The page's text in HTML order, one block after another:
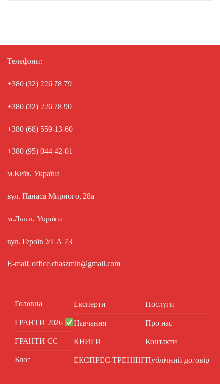
Телефони:
+380 (32) 226 78 79
+380 (32) 226 78 90
+380 (68) 559-13-60
+380 (95) 044-42-01
м.Київ, Україна
вул. Панаса Мирного, 28а
м.Львів, Україна
вул. Героїв УПА 73
E-mail: office.chaszmin@gmail.com
Головна
ГРАНТИ 2026
ГРАНТИ ЄС
Блог
Експерти
Навчання
КНИГИ
ЕКСПРЕС-ТРЕНІНГ
Послуги
Про нас
Контакти
Публічний договір